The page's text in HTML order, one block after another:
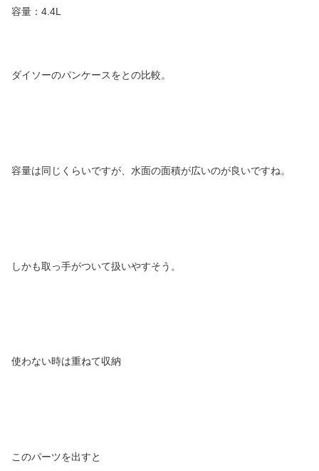
容量：4.4L
ダイソーのパンケースをとの比較。
容量は同じくらいですが、水面の面積が広いのが良いですね。
しかも取っ手がついて扱いやすそう。
使わない時は重ねて収納
このパーツを出すと